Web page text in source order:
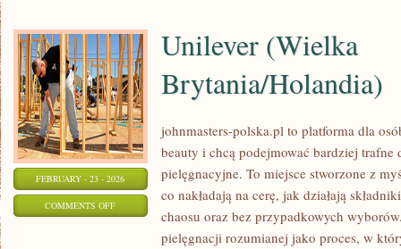
FEBRUARY - 23 - 2026
COMMENTS OFFON
Unilever (Wielka
Brytania/Holandia)
johnmasters-polska.pl to platforma dla
beauty i chcą podejmować bardziej trafne
pielęgnacyjne. To miejsce stworzone z
co nakładają na cerę, jak działają
chaosu oraz bez przypadkowych
pielęgnacji rozumianej jako proces, w